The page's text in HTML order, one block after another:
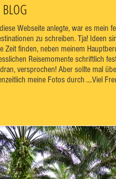
Webseite anlegte, war es mein
zu schreiben. Tja! Ideen
Zeit finden, neben meinem
Reisemomente schriftlich
versprochen! Aber sollte mal
meine Fotos durch ....Viel